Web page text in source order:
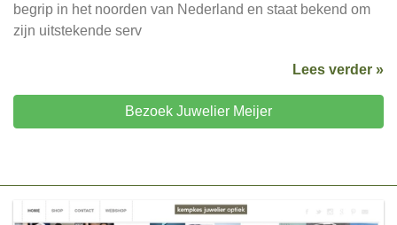
begrip in het noorden van Nederland en staat bekend om
zijn uitstekende serv
Lees verder »
Bezoek Juwelier Meijer